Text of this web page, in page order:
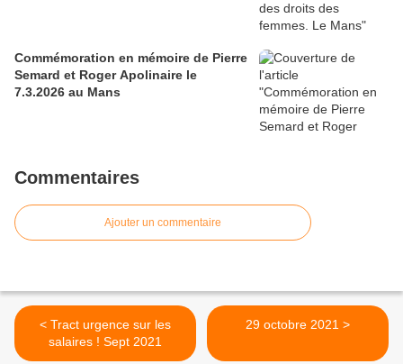
Commémoration en mémoire de Pierre
Semard et Roger Apolinaire le
7.3.2026 au Mans
Commentaires
Ajouter un commentaire
< Tract urgence sur les
salaires ! Sept 2021
29 octobre 2021 >